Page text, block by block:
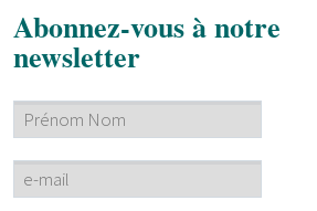
Abonnez-vous à notre
newsletter